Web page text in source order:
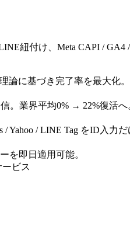
紐付け、Meta CAPI / GA4
論に基づき完了率を最大化。
。業界平均0% → 22%復活へ
/ Yahoo / LINE Tag をID入力だ
を即日適用可能。
ビス